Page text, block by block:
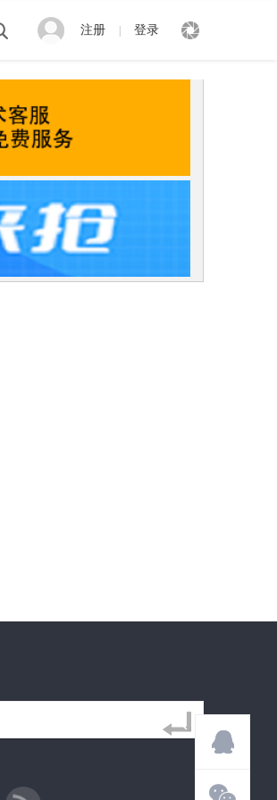
注册 登录